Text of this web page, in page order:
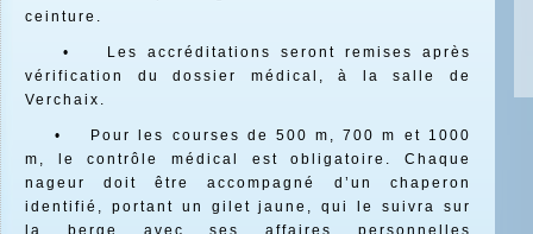
ceinture.
• Les accréditations seront remises après
vérification du dossier médical, à la salle de
Verchaix.
• Pour les courses de 500 m, 700 m et 1000
m, le contrôle médical est obligatoire. Chaque
nageur doit être accompagné d’un chaperon
identifié, portant un gilet jaune, qui le suivra sur
la berge avec ses affaires personnelles